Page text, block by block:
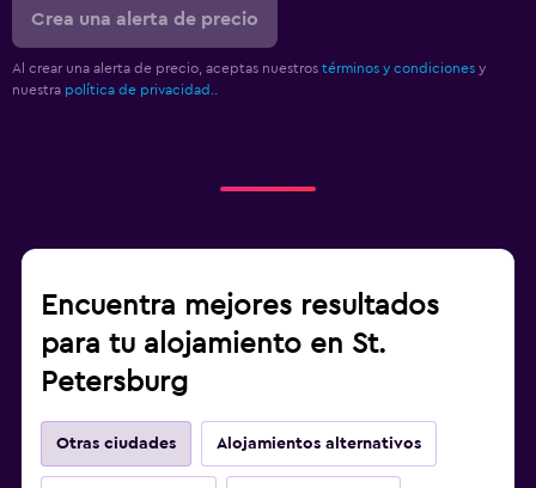
Crea una alerta de precio
Al crear una alerta de precio, aceptas nuestros términos y condiciones y
nuestra política de privacidad.
Encuentra mejores resultados
para tu alojamiento en St.
Petersburg
Otras ciudades Alojamientos alternativos